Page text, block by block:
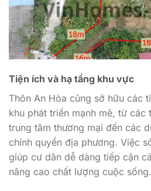
Tiện ích và hạ tầng khu vực
Thôn An Hòa cũng sở hữu các
khu phát triển mạnh mẽ, từ các
trung tâm thương mại đến các
chính quyền địa phương. Việc
giúp cư dân dễ dàng tiếp cận
nâng cao chất lượng cuộc sống.